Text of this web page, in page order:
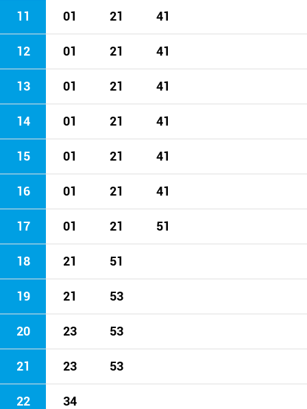
11 01 21 41
12 01 21 41
13 01 21 41
14 01 21 41
15 01 21 41
16 01 21 41
17 01 21 51
18 21 51
19 21 53
20 23 53
21 23 53
22 34